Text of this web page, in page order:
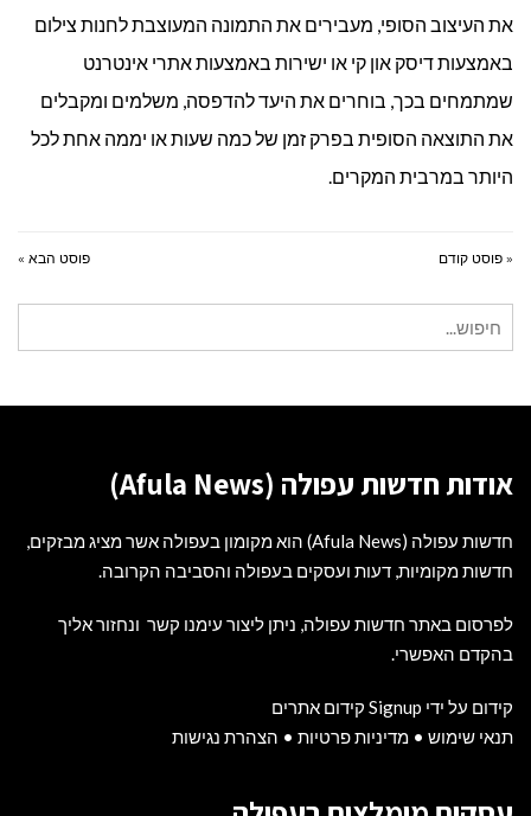
את העיצוב הסופי, מעבירים את התמונה המעוצבת לחנות צילום
באמצעות דיסק און קי או ישירות באמצעות אתרי אינטרנט
שמתמחים בכך, בוחרים את היעד להדפסה, משלמים ומקבלים
את התוצאה הסופית בפרק זמן של כמה שעות או יממה אחת לכל
היותר במרבית המקרים.
« פוסט קודם פוסט הבא »
עבור:
אודות חדשות עפולה (Afula News)
חדשות עפולה (Afula News) הוא מקומון בעפולה אשר מציג מבזקים,
חדשות מקומיות, דעות ועסקים בעפולה והסביבה הקרובה.
לפרסום באתר חדשות עפולה, ניתן ליצור עימנו קשר ונחזור אליך
בהקדם האפשרי.
קידום על ידי Signup קידום אתרים
תנאי שימוש • מדיניות פרטיות • הצהרת נגישות